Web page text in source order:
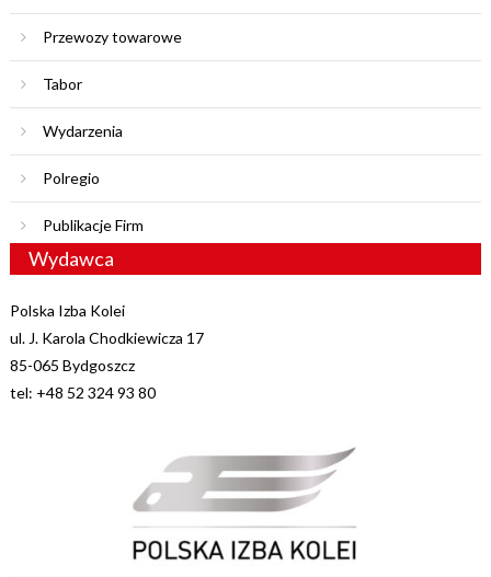
Przewozy towarowe
Tabor
Wydarzenia
Polregio
Publikacje Firm
Wydawca
Polska Izba Kolei
ul. J. Karola Chodkiewicza 17
85-065 Bydgoszcz
tel: +48 52 324 93 80